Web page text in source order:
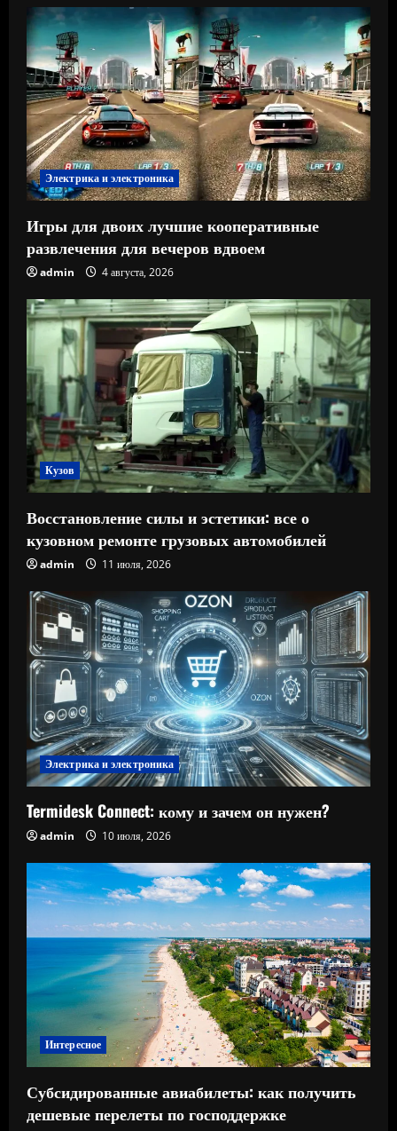
Электрика и электроника
Игры для двоих лучшие кооперативные
развлечения для вечеров вдвоем
admin 4 августа, 2026
Кузов
Восстановление силы и эстетики: все о
кузовном ремонте грузовых автомобилей
admin 11 июля, 2026
Электрика и электроника
Termidesk Connect: кому и зачем он нужен?
admin 10 июля, 2026
Интересное
Субсидированные авиабилеты: как получить
дешевые перелеты по господдержке